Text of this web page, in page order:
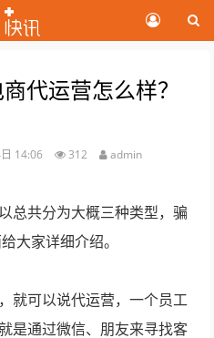
代运营怎么样？
14:06 312 admin
共分为大概三种类型，骗
大家详细介绍。
可以说代运营，一个员工
是通过微信、朋友来寻找客